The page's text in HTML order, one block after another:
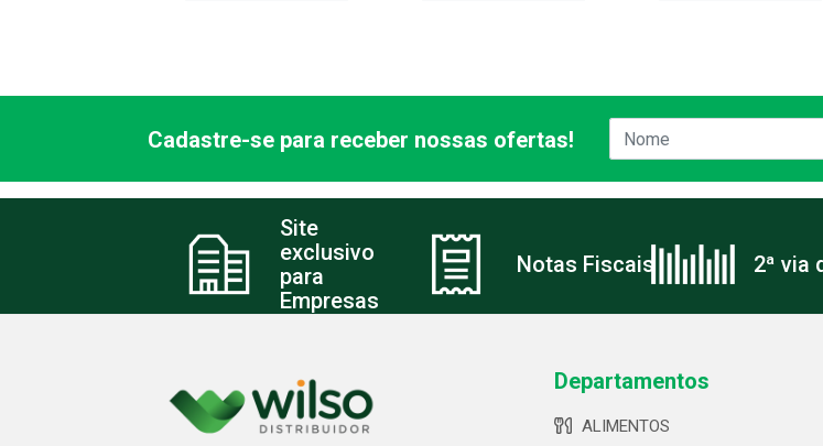
Cadastre-se para receber nossas ofertas!
Site
exclusivo
para
Empresas
Notas Fiscais 2ª via
Departamentos
ALIMENTOS